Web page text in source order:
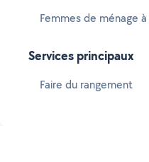
Femmes de ménage
Services principaux
Faire du rangement